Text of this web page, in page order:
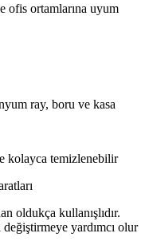
ofis ortamlarına uyum
ray, boru ve kasa
kolayca temizlenebilir
oldukça kullanışlıdır.
yardımcı olur